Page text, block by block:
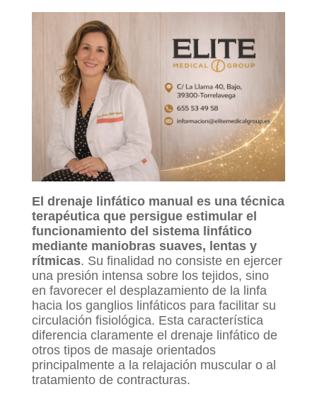
El drenaje linfático manual es una técnica
terapéutica que persigue estimular el
funcionamiento del sistema linfático
mediante maniobras suaves, lentas y
rítmicas. Su finalidad no consiste en ejercer
una presión intensa sobre los tejidos, sino
en favorecer el desplazamiento de la linfa
hacia los ganglios linfáticos para facilitar su
circulación fisiológica. Esta característica
diferencia claramente el drenaje linfático de
otros tipos de masaje orientados
principalmente a la relajación muscular o al
tratamiento de contracturas.